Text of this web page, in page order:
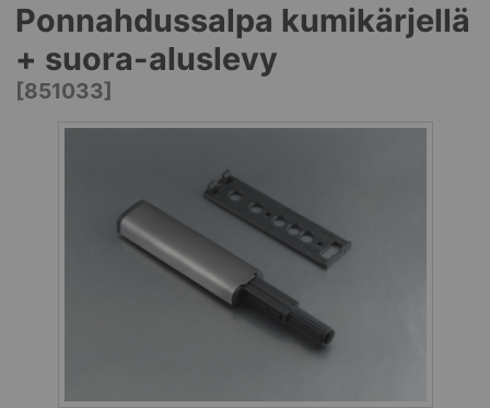
Ponnahdussalpa kumikärjellä
+ suora-aluslevy
[851033]